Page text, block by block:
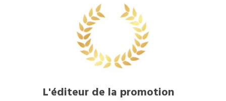
L'éditeur de la promotion